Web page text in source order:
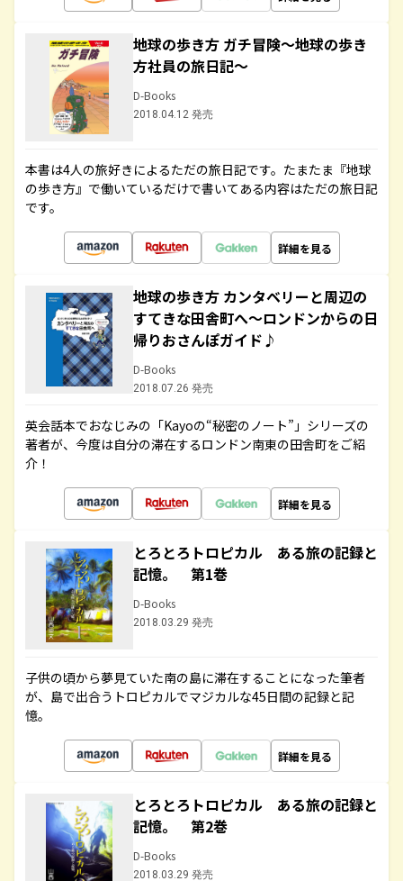
地球の歩き方 ガチ冒険～地球の歩き
方社員の旅日記～
D-Books
2018.04.12 発売
本書は4人の旅好きによるただの旅日記です。たまたま『地球
の歩き方』で働いているだけで書いてある内容はただの旅日記
です。
詳細を見る
地球の歩き方 カンタベリーと周辺の
すてきな田舎町へ～ロンドンからの日
帰りおさんぽガイド♪
D-Books
2018.07.26 発売
英会話本でおなじみの「Kayoの“秘密のノート”」シリーズの
著者が、今度は自分の滞在するロンドン南東の田舎町をご紹
介！
詳細を見る
とろとろトロピカル ある旅の記録と
記憶。 第1巻
D-Books
2018.03.29 発売
子供の頃から夢見ていた南の島に滞在することになった筆者
が、島で出合うトロピカルでマジカルな45日間の記録と記
憶。
詳細を見る
とろとろトロピカル ある旅の記録と
記憶。 第2巻
D-Books
2018.03.29 発売